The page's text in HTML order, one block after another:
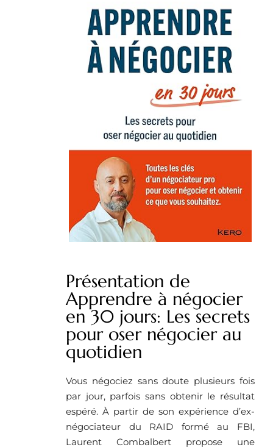
Présentation de
Apprendre à négocier
en 30 jours: Les secrets
pour oser négocier au
quotidien
Vous négociez sans doute plusieurs fois
par jour, parfois sans obtenir le résultat
espéré. À partir de son expérience d’ex-
négociateur du RAID formé au FBI,
Laurent Combalbert propose une